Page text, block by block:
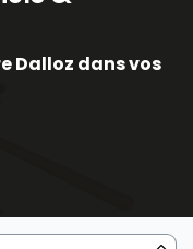
Dalloz dans vos
nos
vous